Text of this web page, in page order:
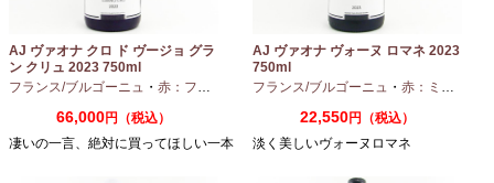
AJ ヴァオナ クロ ド ヴージョ グラ
ン クリュ 2023 750ml
フランス/ブルゴーニュ ・ 赤：フルボディ ・ピノノワール
66,000円（税込）
凄いの一言、絶対に買ってほしい一本
AJ ヴァオナ ヴォーヌ ロマネ 2023
750ml
フランス/ブルゴーニュ ・ 赤：ミディアムボディ
22,550円（税込）
淡く美しいヴォーヌロマネ